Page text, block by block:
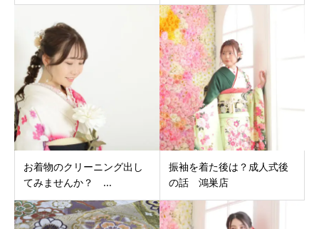
お着物のクリーニング出し
てみませんか？ ...
振袖を着た後は？成人式後
の話 鴻巣店